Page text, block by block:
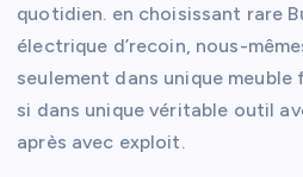
quotidien. en choisissant rare
électrique d’recoin, nous-
seulement dans unique
si dans unique véritable outil
après avec exploit.